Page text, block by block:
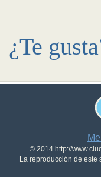
¿Te
© 2014 http://
La reproducción de este